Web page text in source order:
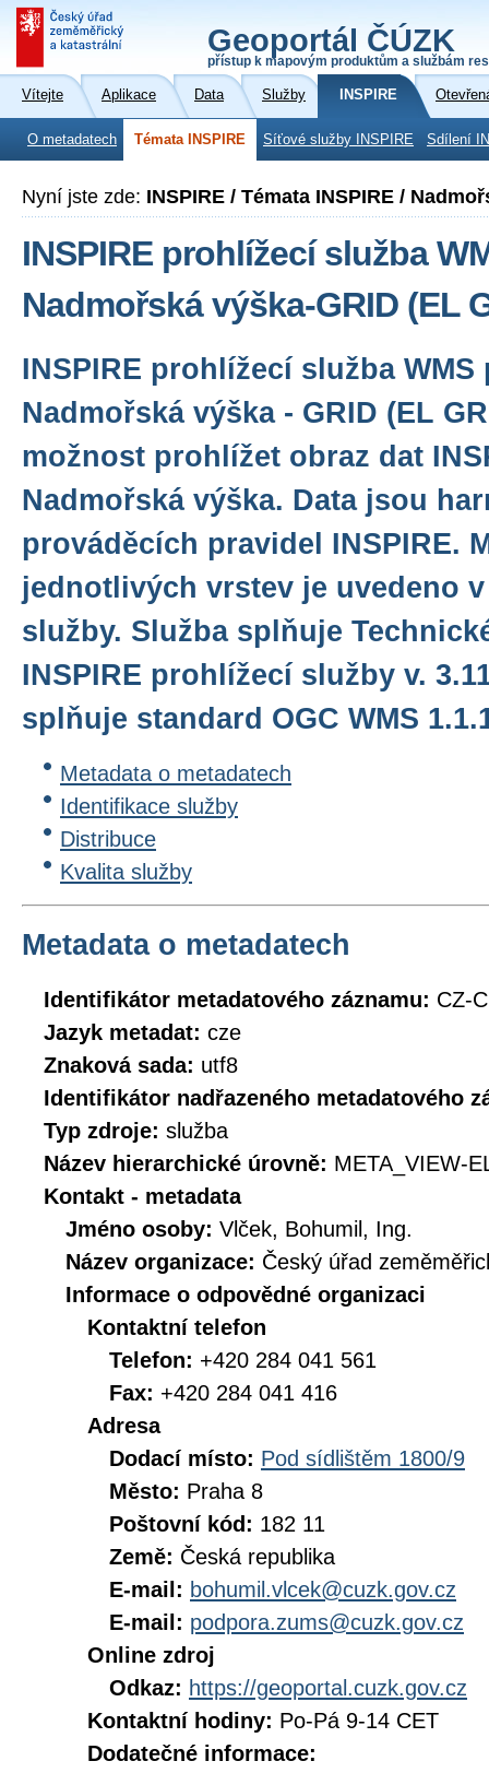
Geoportál ČÚZK
přístup k mapovým produktům a službám
Vítejte Aplikace Data Služby INSPIRE
O metadatech Témata INSPIRE Síťové služby INSPIRE Sdílení
Nyní jste zde: INSPIRE / Témata INSPIRE /
INSPIRE prohlížecí služba
Nadmořská výška-GRID (EL
INSPIRE prohlížecí služba WMS
Nadmořská výška - GRID (EL
možnost prohlížet obraz dat
Nadmořská výška. Data jsou
prováděcích pravidel INSPIRE.
jednotlivých vrstev je uvedeno
služby. Služba splňuje
INSPIRE prohlížecí služby v.
splňuje standard OGC WMS
Metadata o metadatech
Identifikace služby
Distribuce
Kvalita služby
Metadata o metadatech
Identifikátor metadatového záznamu: CZ-
Jazyk metadat: cze
Znaková sada: utf8
Identifikátor nadřazeného metadatového
Typ zdroje: služba
Název hierarchické úrovně: META_VIEW-
Kontakt - metadata
Jméno osoby: Vlček, Bohumil, Ing.
Název organizace: Český úřad
Informace o odpovědné organizaci
Kontaktní telefon
Telefon: +420 284 041 561
Fax: +420 284 041 416
Adresa
Dodací místo: Pod sídlištěm 1800/9
Město: Praha 8
Poštovní kód: 182 11
Země: Česká republika
E-mail: bohumil.vlcek@cuzk.gov.cz
E-mail: podpora.zums@cuzk.gov.cz
Online zdroj
Odkaz: https://geoportal.cuzk.gov.cz
Kontaktní hodiny: Po-Pá 9-14 CET
Dodatečné informace: